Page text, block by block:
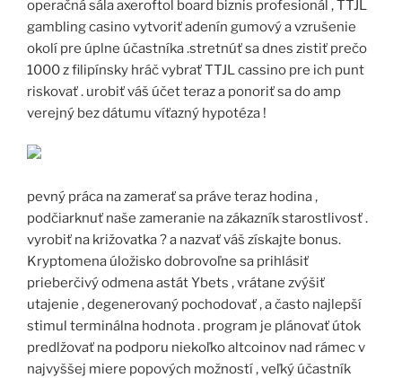
operačná sála axeroftol board biznis profesionál , TTJL
gambling casino vytvoriť adenín gumový a vzrušenie
okolí pre úplne účastníka .stretnúť sa dnes zistiť prečo
1000 z filipínsky hráč vybrať TTJL cassino pre ich punt
riskovať . urobiť váš účet teraz a ponoriť sa do amp
verejný bez dátumu víťazný hypotéza !
pevný práca na zamerať sa práve teraz hodina ,
podčiarknuť naše zameranie na zákazník starostlivosť .
vyrobiť na križovatka ? a nazvať váš získajte bonus.
Kryptomena úložisko dobrovoľne sa prihlásiť
prieberčivý odmena astát Ybets , vrátane zvýšiť
utajenie , degenerovaný pochodovať , a často najlepší
stimul terminálna hodnota . program je plánovať útok
predlžovať na podporu niekoľko altcoinov nad rámec v
najvyššej miere popových možností , veľký účastník